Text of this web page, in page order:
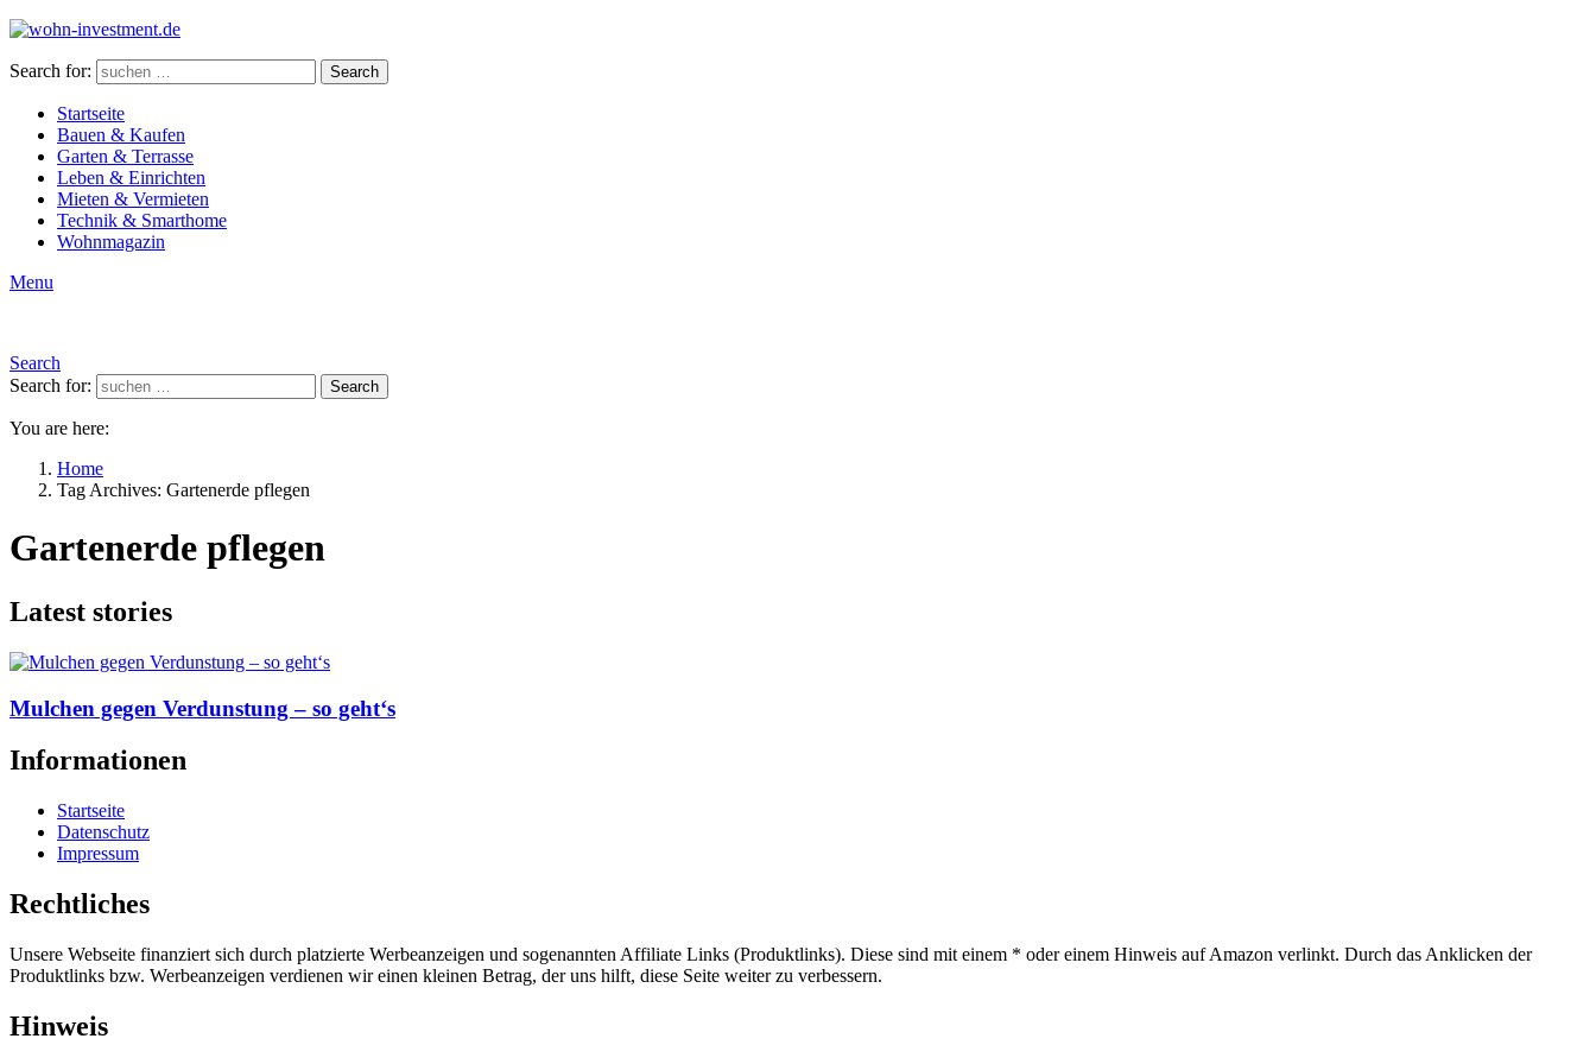
Search for: Search
Startseite
Bauen & Kaufen
Garten & Terrasse
Leben & Einrichten
Mieten & Vermieten
Technik & Smarthome
Wohnmagazin
Menu
Search
Search for:
Search
You are here:
Home
Tag Archives: Gartenerde pflegen
Gartenerde pflegen
Latest stories
Mulchen gegen Verdunstung – so geht‘s
Informationen
Startseite
Datenschutz
Impressum
Rechtliches
Unsere Webseite finanziert sich durch platzierte Werbeanzeigen und sogenannten Affiliate Links (Produktlinks). Diese sind mit einem * oder einem Hinweis auf Amazon verlinkt. Durch das Anklicken der
Produktlinks bzw. Werbeanzeigen verdienen wir einen kleinen Betrag, der uns hilft, diese Seite weiter zu verbessern.
Hinweis